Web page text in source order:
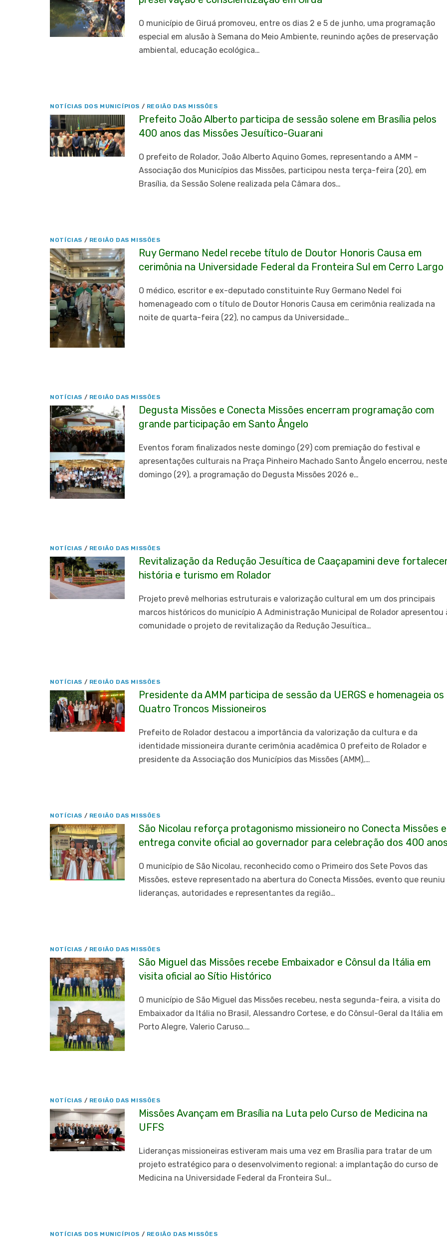
O município de Giruá promoveu, entre os dias 2 e 5 de junho, uma programação
especial em alusão à Semana do Meio Ambiente, reunindo ações de preservação
ambiental, educação ecológica…
NOTÍCIAS DOS MUNICÍPIOS / REGIÃO DAS MISSÕES
Prefeito João Alberto participa de sessão solene em Brasília pelos
400 anos das Missões Jesuítico-Guarani
O prefeito de Rolador, João Alberto Aquino Gomes, representando a AMM –
Associação dos Municípios das Missões, participou nesta terça-feira (20), em
Brasília, da Sessão Solene realizada pela Câmara dos…
NOTÍCIAS / REGIÃO DAS MISSÕES
Ruy Germano Nedel recebe título de Doutor Honoris Causa em
cerimônia na Universidade Federal da Fronteira Sul em Cerro Largo
O médico, escritor e ex-deputado constituinte Ruy Germano Nedel foi
homenageado com o título de Doutor Honoris Causa em cerimônia realizada na
noite de quarta-feira (22), no campus da Universidade…
NOTÍCIAS / REGIÃO DAS MISSÕES
Degusta Missões e Conecta Missões encerram programação com
grande participação em Santo Ângelo
Eventos foram finalizados neste domingo (29) com premiação do festival e
apresentações culturais na Praça Pinheiro Machado Santo Ângelo encerrou, neste
domingo (29), a programação do Degusta Missões 2026 e…
NOTÍCIAS / REGIÃO DAS MISSÕES
Revitalização da Redução Jesuítica de Caaçapamini deve
história e turismo em Rolador
Projeto prevê melhorias estruturais e valorização cultural em um dos principais
marcos históricos do município A Administração Municipal de Rolador apresentou
comunidade o projeto de revitalização da Redução Jesuítica…
NOTÍCIAS / REGIÃO DAS MISSÕES
Presidente da AMM participa de sessão da UERGS e homenageia os
Quatro Troncos Missioneiros
Prefeito de Rolador destacou a importância da valorização da cultura e da
identidade missioneira durante cerimônia acadêmica O prefeito de Rolador e
presidente da Associação dos Municípios das Missões (AMM),…
NOTÍCIAS / REGIÃO DAS MISSÕES
São Nicolau reforça protagonismo missioneiro no Conecta Missões e
entrega convite oficial ao governador para celebração dos 400
O município de São Nicolau, reconhecido como o Primeiro dos Sete Povos das
Missões, esteve representado na abertura do Conecta Missões, evento que reuniu
lideranças, autoridades e representantes da região…
NOTÍCIAS / REGIÃO DAS MISSÕES
São Miguel das Missões recebe Embaixador e Cônsul da Itália em
visita oficial ao Sítio Histórico
O município de São Miguel das Missões recebeu, nesta segunda-feira, a visita do
Embaixador da Itália no Brasil, Alessandro Cortese, e do Cônsul-Geral da Itália em
Porto Alegre, Valerio Caruso.…
NOTÍCIAS / REGIÃO DAS MISSÕES
Missões Avançam em Brasília na Luta pelo Curso de Medicina na
UFFS
Lideranças missioneiras estiveram mais uma vez em Brasília para tratar de um
projeto estratégico para o desenvolvimento regional: a implantação do curso de
Medicina na Universidade Federal da Fronteira Sul…
NOTÍCIAS DOS MUNICÍPIOS / REGIÃO DAS MISSÕES